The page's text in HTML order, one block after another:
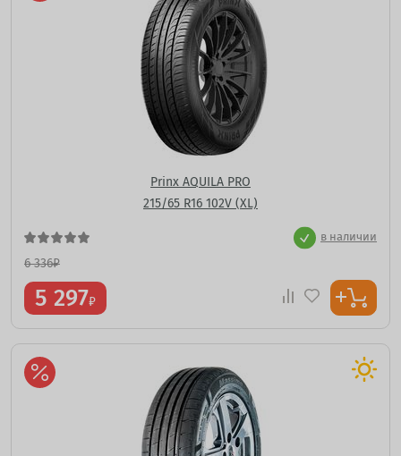
Prinx AQUILA PRO
215/65 R16 102V (XL)
в наличии
6 336₽
5 297₽